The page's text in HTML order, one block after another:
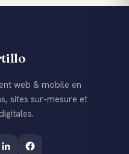
web & mobile en
sites sur-mesure et